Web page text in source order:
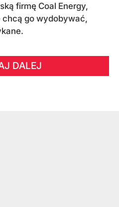
firmę Coal Energy,
chcą go wydobywać,
DALEJ